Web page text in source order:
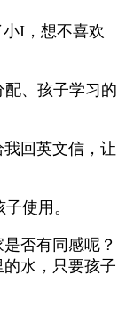
I，想不喜欢
、孩子学习的
回英文信，让
使用。
否有同感呢？
水，只要孩子